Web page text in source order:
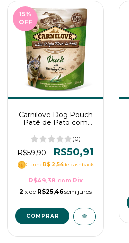
15%
OFF
Carnilove Dog Pouch
Patê de Pato com
(0)
R$59,90 R$50,91
GanheR$ 2,54de cashback
R$49,38 com Pix
2 x de R$25,46 sem juros